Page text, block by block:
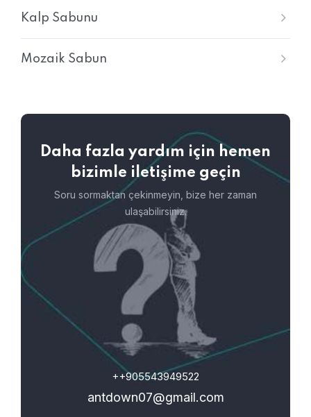
Kalp Sabunu
Mozaik Sabun
Daha fazla yardım için hemen
bizimle iletişime geçin
Soru sormaktan çekinmeyin, bize her zaman
ulaşabilirsiniz.
++905543949522
antdown07@gmail.com